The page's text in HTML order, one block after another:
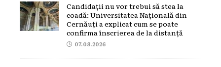
Candidații nu vor trebui să stea la
coadă: Universitatea Națională din
Cernăuți a explicat cum se poate
confirma înscrierea de la distanță
07.08.2026